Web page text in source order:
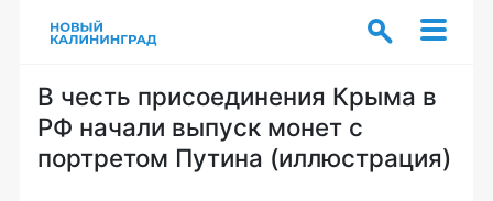
В честь присоединения Крыма в
РФ начали выпуск монет с
портретом Путина (иллюстрация)